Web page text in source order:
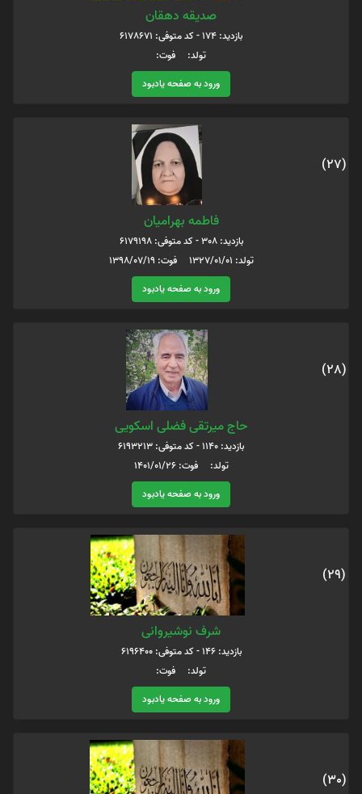
صدیقه دهقان
بازدید: 174 - کد متوفی: 6178671
تولد: فوت:
ورود به صفحه یادبود
(27)
فاطمه بهرامیان
بازدید: 308 - کد متوفی: 6179198
تولد: 1327/01/01 فوت: 1398/07/19
ورود به صفحه یادبود
(28)
حاج میرتقی فضلی اسکویی
بازدید: 1140 - کد متوفی: 6193213
تولد: فوت: 1401/01/26
ورود به صفحه یادبود
(29)
شرف نوشیروانی
بازدید: 146 - کد متوفی: 6196400
تولد: فوت:
ورود به صفحه یادبود
(30)